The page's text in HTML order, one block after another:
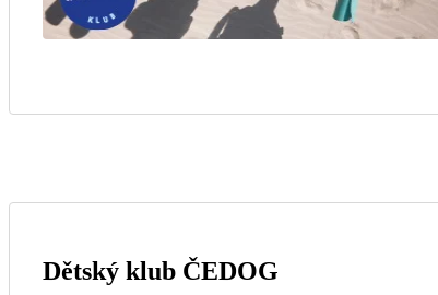
Dětský klub ČEDOG